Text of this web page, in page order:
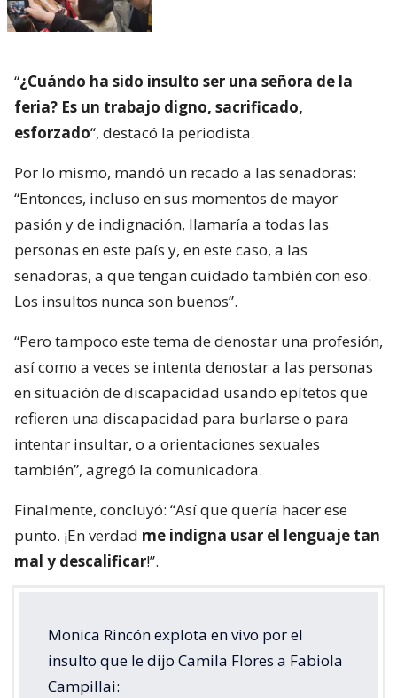
“¿Cuándo ha sido insulto ser una señora de la
feria? Es un trabajo digno, sacrificado,
esforzado“, destacó la periodista.
Por lo mismo, mandó un recado a las senadoras:
“Entonces, incluso en sus momentos de mayor
pasión y de indignación, llamaría a todas las
personas en este país y, en este caso, a las
senadoras, a que tengan cuidado también con eso.
Los insultos nunca son buenos”.
“Pero tampoco este tema de denostar una profesión,
así como a veces se intenta denostar a las personas
en situación de discapacidad usando epítetos que
refieren una discapacidad para burlarse o para
intentar insultar, o a orientaciones sexuales
también”, agregó la comunicadora.
Finalmente, concluyó: “Así que quería hacer ese
punto. ¡En verdad me indigna usar el lenguaje tan
mal y descalificar!”.
Monica Rincón explota en vivo por el
insulto que le dijo Camila Flores a Fabiola
Campillai: